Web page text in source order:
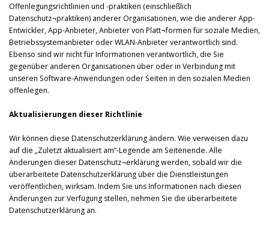
Offenlegungsrichtlinien und -praktiken (einschließlich
Datenschutz¬praktiken) anderer Organisationen, wie die anderer App-
Entwickler, App-Anbieter, Anbieter von Platt¬formen für soziale Medien,
Betriebssystemanbieter oder WLAN-Anbieter verantwortlich sind.
Ebenso sind wir nicht für Informationen verantwortlich, die Sie
gegenüber anderen Organisationen über oder in Verbindung mit
unseren Software-Anwendungen oder Seiten in den sozialen Medien
offenlegen.
Aktualisierungen dieser Richtlinie
Wir können diese Datenschutzerklärung ändern. Wie verweisen dazu
auf die „Zuletzt aktualisiert am“-Legende am Seitenende. Alle
Änderungen dieser Datenschutz¬erklärung werden, sobald wir die
überarbeitete Datenschutzerklärung über die Dienstleistungen
veröffentlichen, wirksam. Indem Sie uns Informationen nach diesen
Änderungen zur Verfügung stellen, nehmen Sie die überarbeitete
Datenschutzerklärung an.